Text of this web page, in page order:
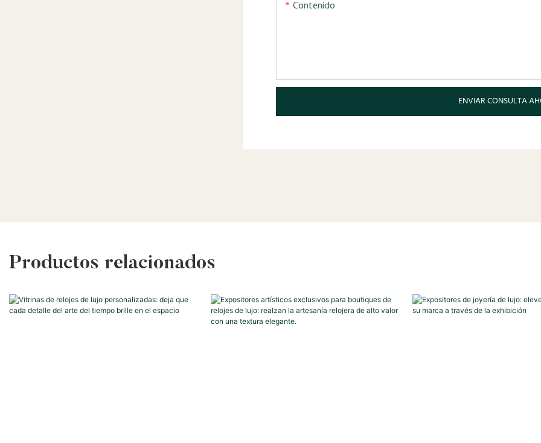
Contenido
ENVIAR CONSULTA
Productos relacionados